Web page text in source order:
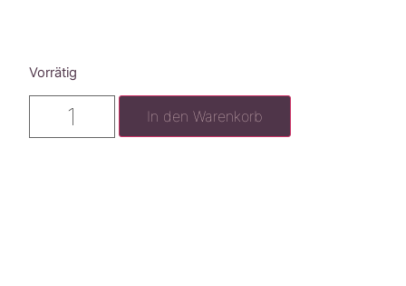
Vorrätig
In den Warenkorb